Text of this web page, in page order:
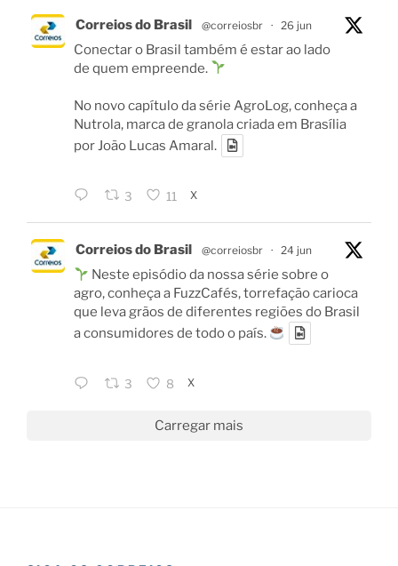
Correios do Brasil @correiosbr · 26 jun
Conectar o Brasil também é estar ao lado
de quem empreende.
No novo capítulo da série AgroLog, conheça a
Nutrola, marca de granola criada em Brasília
por João Lucas Amaral.
3 11 X
Correios do Brasil @correiosbr · 24 jun
Neste episódio da nossa série sobre o
agro, conheça a FuzzCafés, torrefação carioca
que leva grãos de diferentes regiões do Brasil
a consumidores de todo o país.
3 8 X
Carregar mais